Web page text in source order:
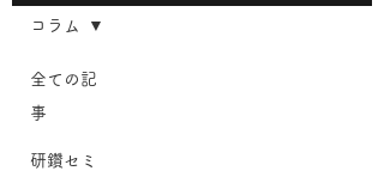
全ての記
事
研鑽セミ
コラム